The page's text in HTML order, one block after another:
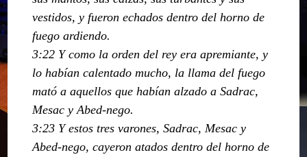
vestidos, y fueron echados dentro del horno de
fuego ardiendo.
3:22 Y como la orden del rey era apremiante, y
lo habían calentado mucho, la llama del fuego
mató a aquellos que habían alzado a Sadrac,
Mesac y Abed-nego.
3:23 Y estos tres varones, Sadrac, Mesac y
Abed-nego, cayeron atados dentro del horno de